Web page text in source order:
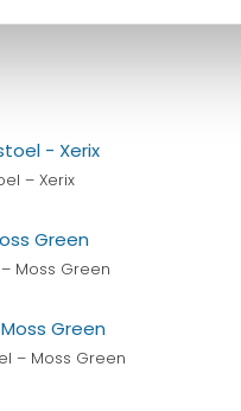
– Xerix
Moss Green
– Moss Green